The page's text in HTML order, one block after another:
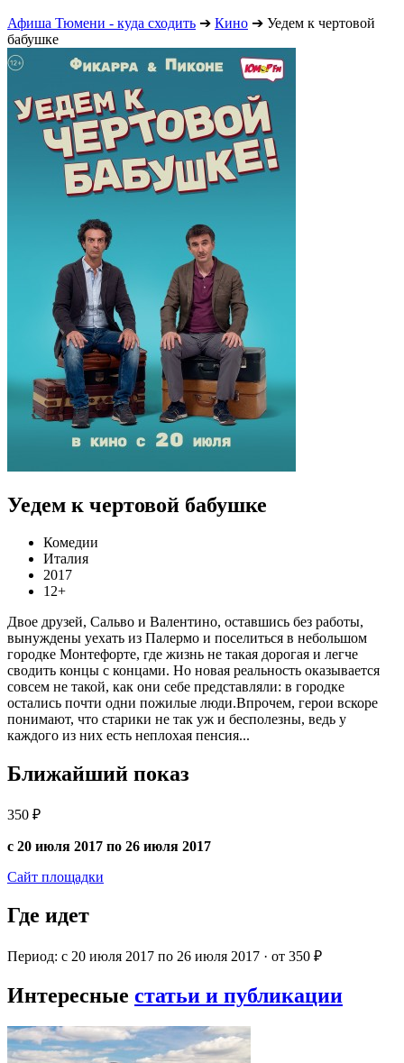
Афиша Тюмени - куда сходить ➔ Кино ➔ Уедем к чертовой
бабушке
Уедем к чертовой бабушке
Комедии
Италия
2017
12+
Двое друзей, Сальво и Валентино, оставшись без работы,
вынуждены уехать из Палермо и поселиться в небольшом
городке Монтефорте, где жизнь не такая дорогая и легче
сводить концы с концами. Но новая реальность оказывается
совсем не такой, как они себе представляли: в городке
остались почти одни пожилые люди.Впрочем, герои вскоре
понимают, что старики не так уж и бесполезны, ведь у
каждого из них есть неплохая пенсия...
Ближайший показ
350 ₽
с 20 июля 2017 по 26 июля 2017
Сайт площадки
Где идет
Период: с 20 июля 2017 по 26 июля 2017 · от 350 ₽
Интересные статьи и публикации